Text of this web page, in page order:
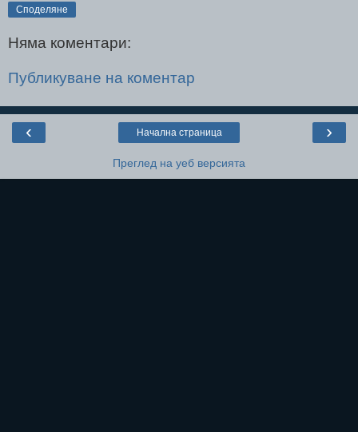
Споделяне
Няма коментари:
Публикуване на коментар
‹ ›
Начална страница
Преглед на уеб версията